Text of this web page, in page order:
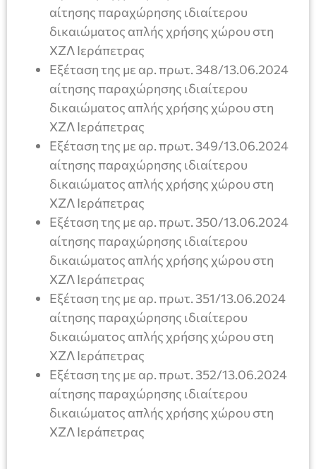
αίτησης παραχώρησης ιδιαίτερου
δικαιώματος απλής χρήσης χώρου στη
ΧΖΛ Ιεράπετρας
Εξέταση της με αρ. πρωτ. 348/13.06.2024
αίτησης παραχώρησης ιδιαίτερου
δικαιώματος απλής χρήσης χώρου στη
ΧΖΛ Ιεράπετρας
Εξέταση της με αρ. πρωτ. 349/13.06.2024
αίτησης παραχώρησης ιδιαίτερου
δικαιώματος απλής χρήσης χώρου στη
ΧΖΛ Ιεράπετρας
Εξέταση της με αρ. πρωτ. 350/13.06.2024
αίτησης παραχώρησης ιδιαίτερου
δικαιώματος απλής χρήσης χώρου στη
ΧΖΛ Ιεράπετρας
Εξέταση της με αρ. πρωτ. 351/13.06.2024
αίτησης παραχώρησης ιδιαίτερου
δικαιώματος απλής χρήσης χώρου στη
ΧΖΛ Ιεράπετρας
Εξέταση της με αρ. πρωτ. 352/13.06.2024
αίτησης παραχώρησης ιδιαίτερου
δικαιώματος απλής χρήσης χώρου στη
ΧΖΛ Ιεράπετρας